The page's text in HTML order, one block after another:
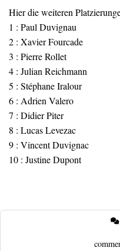
Hier die weiteren
1 : Paul Duvignau
2 : Xavier Fourcade
3 : Pierre Rollet
4 : Julian Reichmann
5 : Stéphane Iralour
6 : Adrien Valero
7 : Didier Piter
8 : Lucas Levezac
9 : Vincent Duvignac
10 : Justine Dupont